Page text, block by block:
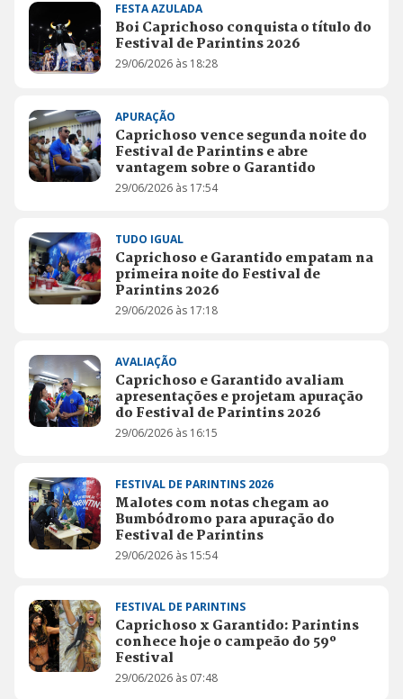
FESTA AZULADA
Boi Caprichoso conquista o título do
Festival de Parintins 2026
29/06/2026 às 18:28
APURAÇÃO
Caprichoso vence segunda noite do
Festival de Parintins e abre
vantagem sobre o Garantido
29/06/2026 às 17:54
TUDO IGUAL
Caprichoso e Garantido empatam na
primeira noite do Festival de
Parintins 2026
29/06/2026 às 17:18
AVALIAÇÃO
Caprichoso e Garantido avaliam
apresentações e projetam apuração
do Festival de Parintins 2026
29/06/2026 às 16:15
FESTIVAL DE PARINTINS 2026
Malotes com notas chegam ao
Bumbódromo para apuração do
Festival de Parintins
29/06/2026 às 15:54
FESTIVAL DE PARINTINS
Caprichoso x Garantido: Parintins
conhece hoje o campeão do 59º
Festival
29/06/2026 às 07:48